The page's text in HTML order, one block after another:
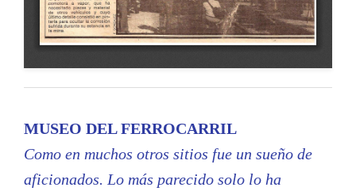
MUSEO DEL FERROCARRIL
Como en muchos otros sitios fue un sueño de
aficionados. Lo más parecido solo lo ha